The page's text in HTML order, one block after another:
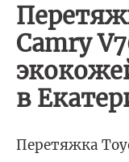
Camry
в
Перетяжка